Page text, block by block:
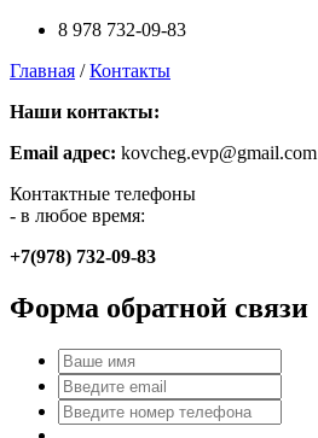
8 978 732-09-83
Главная /Контакты
Наши контакты:
Email адрес: kovcheg.evp@gmail.com
Контактные телефоны
- в любое время:
+7(978) 732-09-83
Форма обратной связи